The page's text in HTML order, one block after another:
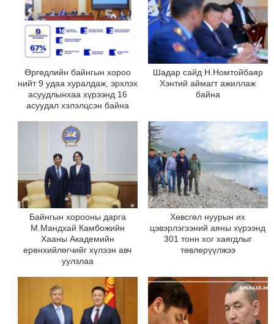
Өргөдлийн байнгын хороо
нийт 9 удаа хуралдаж, эрхлэх
асуудлынхаа хүрээнд 16
асуудал хэлэлцсэн байна
Шадар сайд Н.Номтойбаяр
Хэнтий аймагт ажиллаж
байна
Байнгын хорооны дарга
М.Мандхай Камбожийн
Хааны Академийн
ерөнхийлөгчийг хүлээн авч
уулзлаа
Хөвсгөл нуурын их
цэвэрлэгээний аяны хүрээнд
301 тонн хог хаягдлыг
төвлөрүүлжээ